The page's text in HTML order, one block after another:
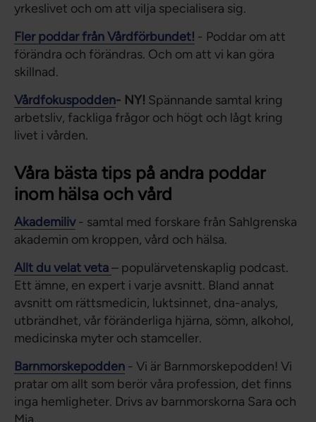
yrkeslivet och om att vilja specialisera sig.
Fler poddar från Vårdförbundet! - Poddar om att
förändra och förändras. Och om att vi kan göra
skillnad.
Vårdfokuspodden- NY! Spännande samtal kring
arbetsliv, fackliga frågor och högt och lågt kring
livet i vården.
Våra bästa tips på andra poddar
inom hälsa och vård
Akademiliv- samtal med forskare från Sahlgrenska
akademin om kroppen, vård och hälsa.
Allt du velat veta– populärvetenskaplig podcast.
Ett ämne, en expert i varje avsnitt. Bland annat
avsnitt om rättsmedicin, luktsinnet, dna-analys,
utbrändhet, vår föränderliga hjärna, sömn, alkohol,
medicinska myter och stamceller.
Barnmorskepodden - Vi är Barnmorskepodden! Vi
pratar om allt som berör våra profession, det finns
inga hemligheter. Drivs av barnmorskorna Sara och